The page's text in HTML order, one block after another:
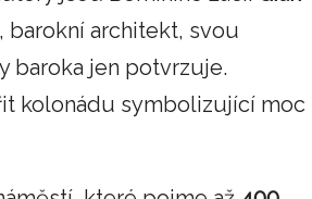
, barokní architekt, svou
baroka jen potvrzuje.
kolonádu symbolizující moc